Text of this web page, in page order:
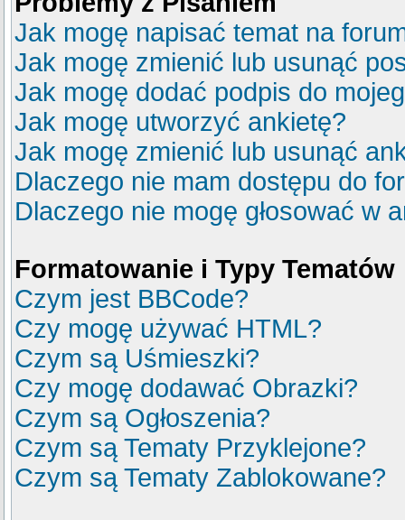
Jak mogę napisać temat na
Jak mogę zmienić lub usunąć
Jak mogę dodać podpis do
Jak mogę utworzyć ankietę?
Jak mogę zmienić lub usunąć
Dlaczego nie mam dostępu do
Dlaczego nie mogę głosować w
Formatowanie i Typy Tematów
Czym jest BBCode?
Czy mogę używać HTML?
Czym są Uśmieszki?
Czy mogę dodawać Obrazki?
Czym są Ogłoszenia?
Czym są Tematy Przyklejone?
Czym są Tematy Zablokowane?